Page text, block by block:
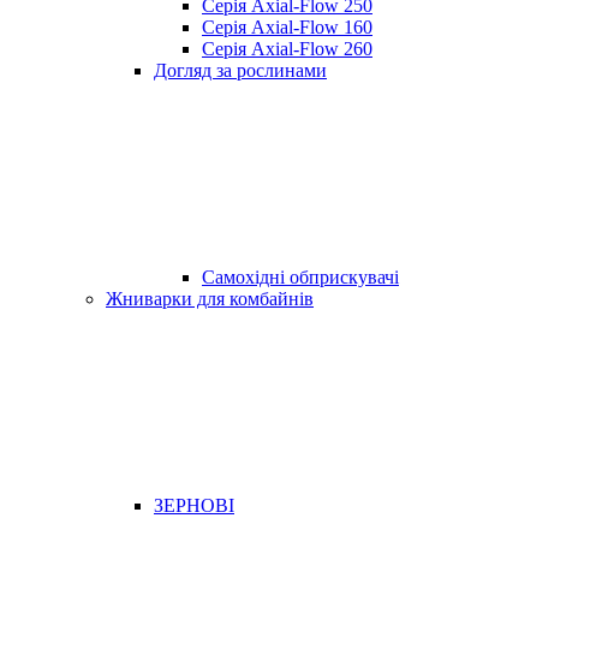
Серія Axial-Flow 250
Серія Axial-Flow 160
Серія Axial-Flow 260
Догляд за рослинами
Самохідні обприскувачі
Жниварки для комбайнів
ЗЕРНОВІ